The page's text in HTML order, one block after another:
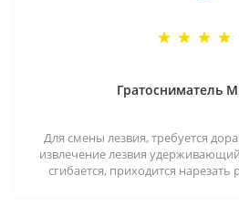
Гратосниматель
Для смены лезвия, требуется
извлечение лезвия
сгибается, приходится нарезать